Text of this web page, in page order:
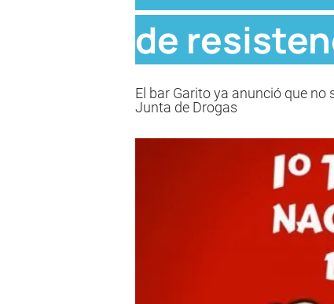
de
El bar Garito ya anunció que no
Junta de Drogas